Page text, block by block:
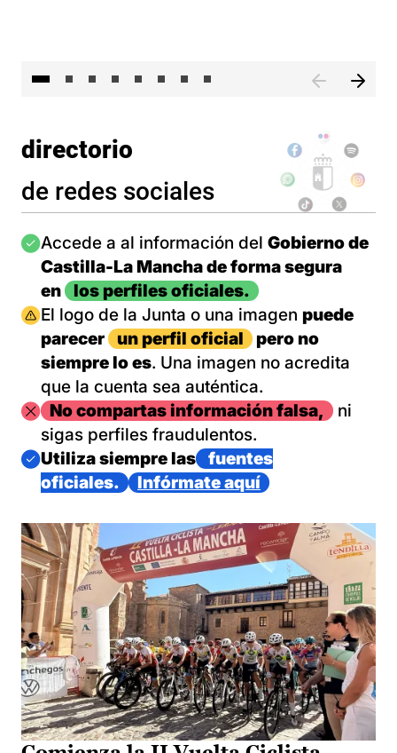
directorio
de redes sociales
Imagen
Accede a al información del Gobierno de
Castilla-La Mancha de forma segura
en
los perfiles oficiales.
Imagen
El logo de la Junta o una imagen puede
parecer
un perfil oficial
pero no
siempre lo es. Una imagen no acredita
que la cuenta sea auténtica.
ImagenNo compartas información falsa,
ni
sigas perfiles fraudulentos.
Imagen
Utiliza siempre las
fuentes
oficiales.
Infórmate aquí